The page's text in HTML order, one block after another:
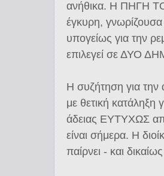
ανήθικα. Η ΠΗΓΗ
έγκυρη, γνωρίζουσα
υπογείως για την
επιλεγεί σε ΔΥΟ
Η συζήτηση για την
με θετική κατάληξη
άδειας ΕΥΤΥΧΩΣ
είναι σήμερα. Η
παίρνει - και